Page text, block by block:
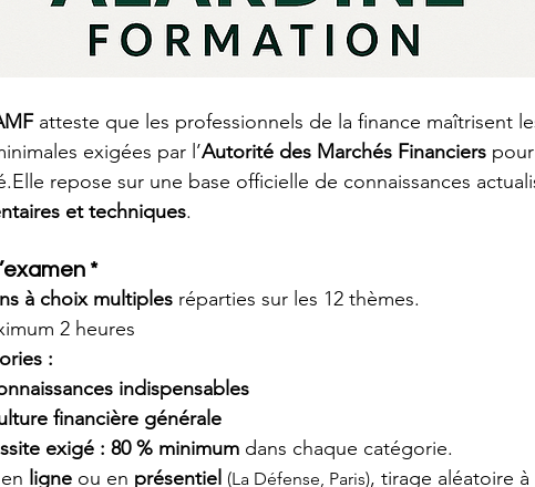
atteste que les professionnels de la finance maîtrisent
exigées par l’Autorité des Marchés Financiers
repose sur une base officielle de connaissances
et techniques.
*
à choix multiples réparties sur les 12 thèmes.
2 heures
:
indispensables
financière générale
exigé : 80 % minimum dans chaque catégorie.
en ligne ou en présentiel (La Défense, Paris), tirage aléatoire